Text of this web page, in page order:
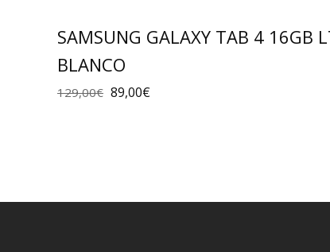
SAMSUNG GALAXY TAB 4 16GB
BLANCO
129,00€ 89,00€